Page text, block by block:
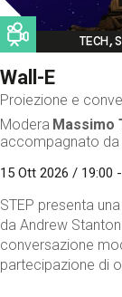
Image
Wall-E
Proiezione e
Modera Massimo
accompagnato da
15 Ott 2026 / 19:00
STEP presenta
da Andrew
conversazione
partecipazione di